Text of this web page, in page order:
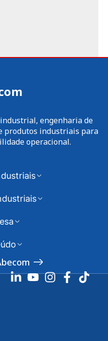
engenharia de
produtos industriais para
operacional.